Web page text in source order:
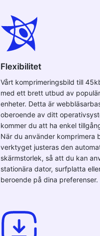
Flexibilitet
Vårt komprimeringsbild till
med ett brett utbud av
enheter. Detta är
oberoende av ditt
kommer du att ha enkel
När du använder komprimera
verktyget justeras den
skärmstorlek, så att du kan
stationära dator, surfplatta
beroende på dina preferenser.